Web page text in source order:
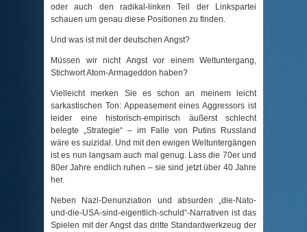
oder auch den radikal-linken Teil der Linkspartei
schauen um genau diese Positionen zu finden.
Und was ist mit der deutschen Angst?
Müssen wir nicht Angst vor einem Weltuntergang,
Stichwort Atom-Armageddon haben?
Vielleicht merken Sie es schon an meinem leicht
sarkastischen Ton: Appeasement eines Aggressors ist
leider eine historisch-empirisch äußerst schlecht
belegte „Strategie“ – im Falle von Putins Russland
wäre es suizidal. Und mit den ewigen Weltuntergängen
ist es nun langsam auch mal genug. Lass die 70er und
80er Jahre endlich ruhen – sie sind jetzt über 40 Jahre
her.
Neben Nazi-Denunziation und absurden „die-Nato-
und-die-USA-sind-eigentlich-schuld“-Narrativen ist das
Spielen mit der Angst das dritte Standardwerkzeug der